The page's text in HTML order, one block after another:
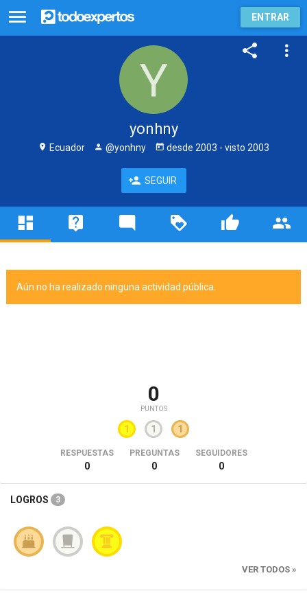
ENTRAR
yonhny
Ecuador @yonhny desde 2003 - visto 2003
SEGUIR
Aún no ha realizado ninguna actividad pública.
0
PUNTOS
1 1 1
RESPUESTAS
0
PREGUNTAS
0
SEGUIDORES
0
LOGROS 3
VER TODOS »